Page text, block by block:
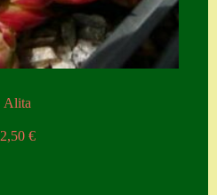
Alita
2,50 €